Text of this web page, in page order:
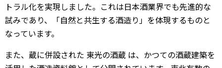
トラル化を実現しました。これは日本酒業界でも先進的な
試みであり、「自然と共生する酒造り」を体現するものと
なっています。
また、蔵に併設された 東光の酒蔵 は、かつての酒蔵建築を